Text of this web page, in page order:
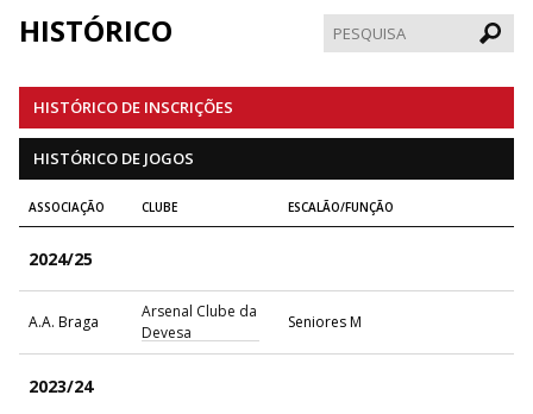
HISTÓRICO
HISTÓRICO DE INSCRIÇÕES
HISTÓRICO DE JOGOS
ASSOCIAÇÃO CLUBE ESCALÃO/FUNÇÃO
2024/25
A.A. Braga
Arsenal Clube da
Devesa
Seniores M
2023/24